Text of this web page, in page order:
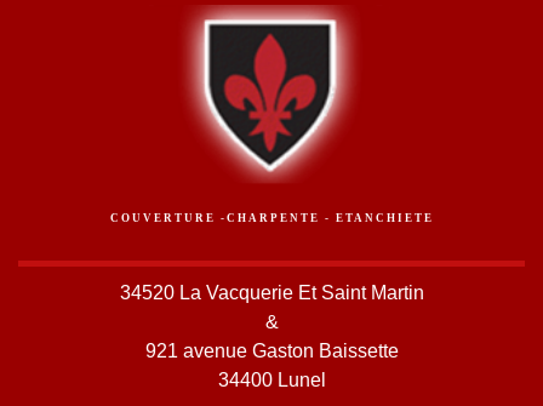
COUVERTURE -CHARPENTE - ETANCHIETE
34520 La Vacquerie Et Saint Martin
&
921 avenue Gaston Baissette
34400 Lunel